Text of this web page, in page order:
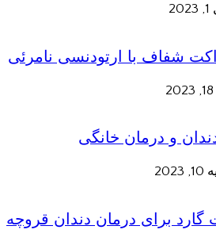
شفاف با ارتودنسی نامرئی
و درمان خانگی
گارد برای درمان دندان قروچه